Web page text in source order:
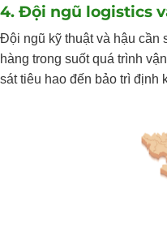
4. Đội ngũ logistics
Đội ngũ kỹ thuật và hậu cần
hàng trong suốt quá trình
sát tiêu hao đến bảo trì định